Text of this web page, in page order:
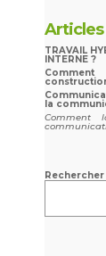
TRAVAIL
INTERNE ?
la
Comment
Rechercher